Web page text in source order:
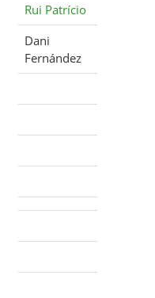
Rui Patrício
Dani
Fernández